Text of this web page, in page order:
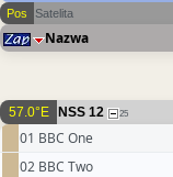
Pos Satelita
Nazwa
57.0°E NSS 12 25
01 BBC One
02 BBC Two